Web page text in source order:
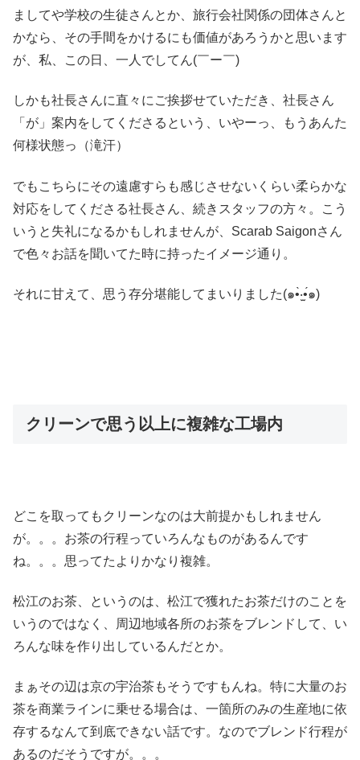
ましてや学校の生徒さんとか、旅行会社関係の団体さんと
かなら、その手間をかけるにも価値があろうかと思います
が、私、この日、一人でしてん(￣ー￣)
しかも社長さんに直々にご挨拶せていただき、社長さん
「が」案内をしてくださるという、いやーっ、もうあんた
何様状態っ（滝汗）
でもこちらにその遠慮すらも感じさせないくらい柔らかな
対応をしてくださる社長さん、続きスタッフの方々。こう
いうと失礼になるかもしれませんが、Scarab Saigonさん
で色々お話を聞いてた時に持ったイメージ通り。
それに甘えて、思う存分堪能してまいりました(๑•̀‧̫•́๑)
クリーンで思う以上に複雑な工場内
どこを取ってもクリーンなのは大前提かもしれません
が。。。お茶の行程っていろんなものがあるんです
ね。。。思ってたよりかなり複雑。
松江のお茶、というのは、松江で獲れたお茶だけのことを
いうのではなく、周辺地域各所のお茶をブレンドして、い
ろんな味を作り出しているんだとか。
まぁその辺は京の宇治茶もそうですもんね。特に大量のお
茶を商業ラインに乗せる場合は、一箇所のみの生産地に依
存するなんて到底できない話です。なのでブレンド行程が
あるのだそうですが。。。